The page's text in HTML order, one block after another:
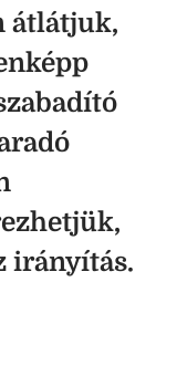
átlátjuk,
irányítás.